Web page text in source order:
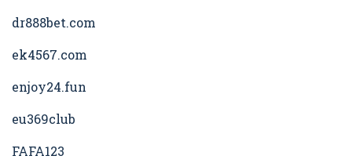
dr888bet.com
ek4567.com
enjoy24.fun
eu369club
FAFA123